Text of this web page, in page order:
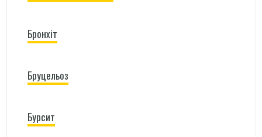
Бронхіт
Бруцельоз
Бурсит